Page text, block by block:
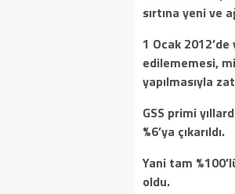
sırtına yeni ve
1 Ocak
edilememesi,
yapılmasıyla
GSS primi
%6’ya çıkarıldı.
Yani tam
oldu.